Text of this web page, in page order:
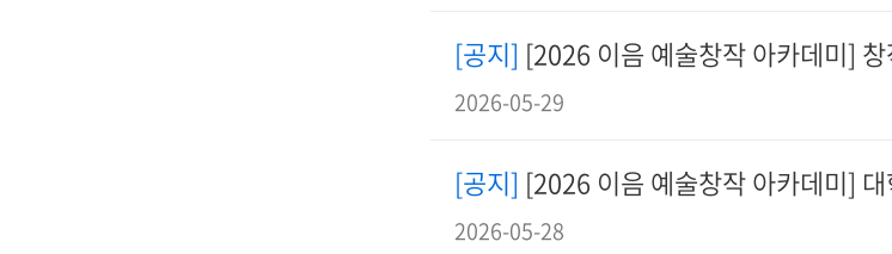
[공지] [2026 이음 예술창작 아카데미]
2026-05-29
[공지] [2026 이음 예술창작 아카데미]
2026-05-28